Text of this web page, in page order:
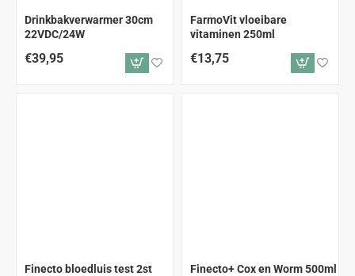
Drinkbakverwarmer 30cm
22VDC/24W
€39,95
FarmoVit vloeibare
vitaminen 250ml
€13,75
Finecto bloedluis test 2st Finecto+ Cox en Worm 500ml